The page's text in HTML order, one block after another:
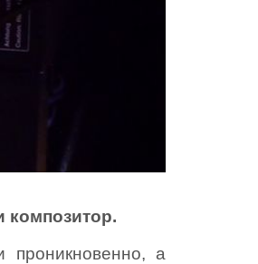
композитор.
проникновенно, а